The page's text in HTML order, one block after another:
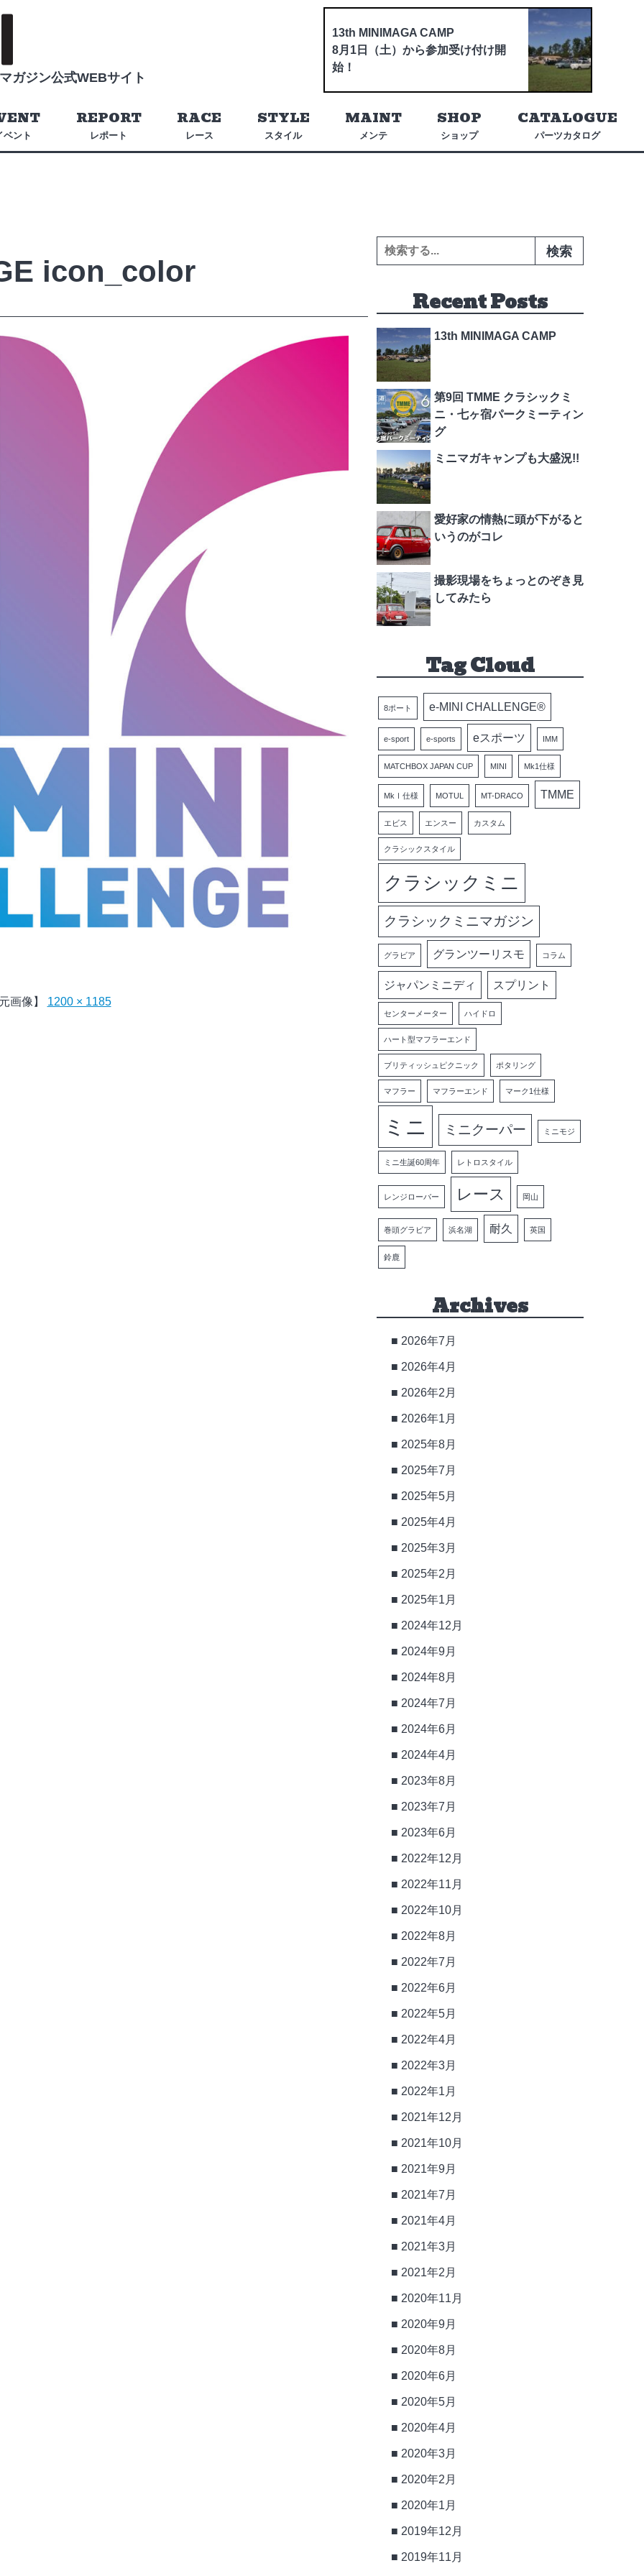
ガジン公式WEBサイト
13th MINIMAGA CAMP
8月1日（土）から参加受け付け開
始！
ベント レポート
REPORT
レース
RACE
スタイル
STYLE
メンテ
MAINT
ショップ
SHOP
パーツカタログ
CATALOGUE
icon_color
画像】 1200 × 1185
検索:
Recent Posts
13th MINIMAGA CAMP
第9回 TMME クラシックミ
ニ・七ヶ宿パークミーティン
グ
ミニマガキャンプも大盛況!!
愛好家の情熱に頭が下がると
いうのがコレ
撮影現場をちょっとのぞき見
してみたら
Tag Cloud
8ポート e-MINI CHALLENGE®
e-sport e-sports eスポーツ IMM
MATCHBOX JAPAN CUP MINI Mk1仕様
MkⅠ仕様 MOTUL MT-DRACO TMME
エビス エンスー カスタム
クラシックスタイル
クラシックミニ
クラシックミニマガジン
グラビア グランツーリスモ コラム
ジャパンミニディ スプリント
センターメーター ハイドロ
ハート型マフラーエンド
ブリティッシュピクニック ポタリング
マフラー マフラーエンド マーク1仕様
ミニ ミニクーパー ミニモジ
ミニ生誕60周年 レトロスタイル
レンジローバー レース 岡山
巻頭グラビア 浜名湖 耐久 英国
鈴鹿
Archives
2026年7月
2026年4月
2026年2月
2026年1月
2025年8月
2025年7月
2025年5月
2025年4月
2025年3月
2025年2月
2025年1月
2024年12月
2024年9月
2024年8月
2024年7月
2024年6月
2024年4月
2023年8月
2023年7月
2023年6月
2022年12月
2022年11月
2022年10月
2022年8月
2022年7月
2022年6月
2022年5月
2022年4月
2022年3月
2022年1月
2021年12月
2021年10月
2021年9月
2021年7月
2021年4月
2021年3月
2021年2月
2020年11月
2020年9月
2020年8月
2020年6月
2020年5月
2020年4月
2020年3月
2020年2月
2020年1月
2019年12月
2019年11月